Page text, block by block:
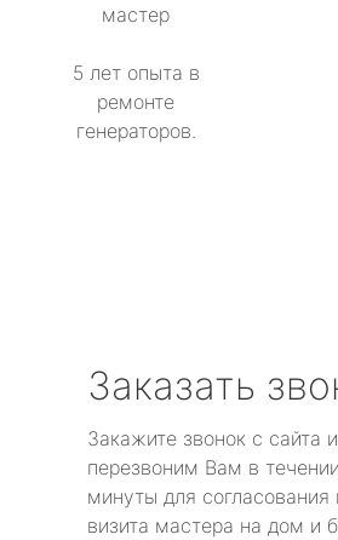
мастер
5 лет опыта в
ремонте
генераторов.
Заказать
Закажите звонок с сайта
перезвоним Вам в
минуты для согласования
визита мастера на дом и